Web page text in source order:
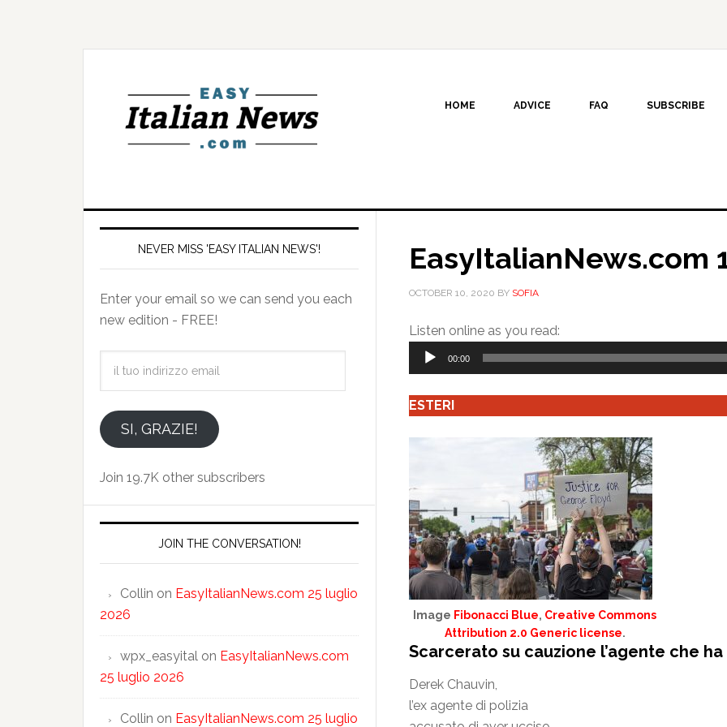
HOME ADVICE FAQ SUBSCRIBE
EasyItalianNews.com
OCTOBER 10, 2020 BY SOFIA
Listen online as you read:
Player
00:00
ESTERI
Image Fibonacci Blue, Creative Commons
Attribution 2.0 Generic license.
Scarcerato su cauzione l’agente che
Derek Chauvin,
l’ex agente di polizia
NEVER MISS 'EASY ITALIAN NEWS'!
Enter your email so we can send you each
new edition - FREE!
emailSI, GRAZIE!
Join 19.7K other subscribers
JOIN THE CONVERSATION!
Collin on EasyItalianNews.com 25 luglio
2026
wpx_easyital on EasyItalianNews.com
25 luglio 2026
Collin on EasyItalianNews.com 25 luglio